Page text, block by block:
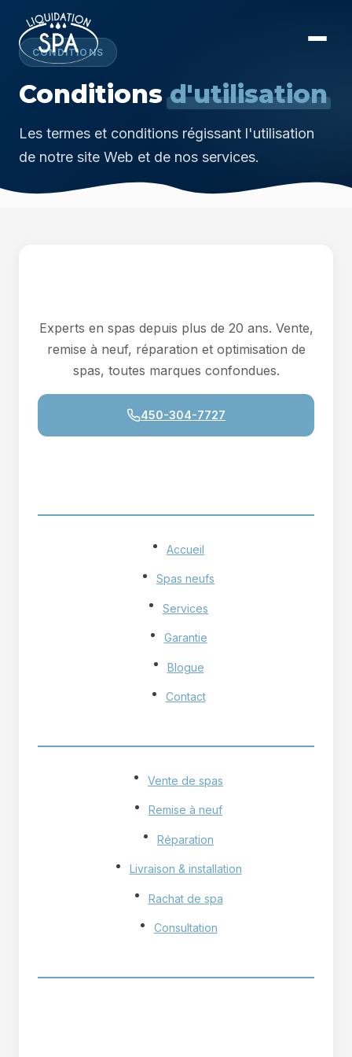
CONDITIONS
Conditionsd'utilisation
Les termes et conditions régissant l'utilisation
de notre site Web et de nos services.
Experts en spas depuis plus de 20 ans. Vente,
remise à neuf, réparation et optimisation de
spas, toutes marques confondues.
450-304-7727
Accueil
Spas neufs
Services
Garantie
Blogue
Contact
Vente de spas
Remise à neuf
Réparation
Livraison & installation
Rachat de spa
Consultation